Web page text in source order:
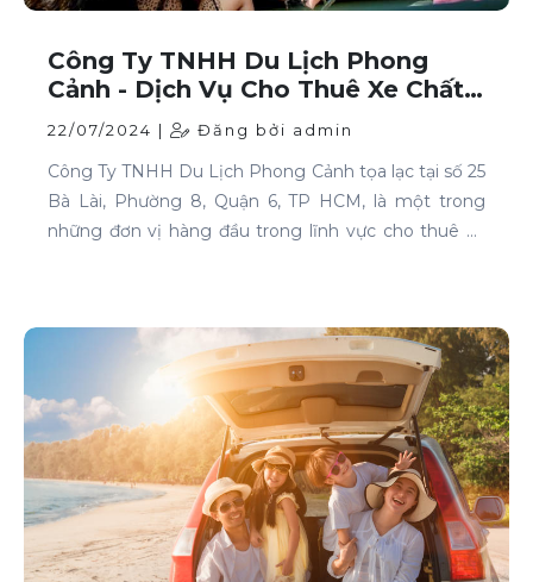
Công Ty TNHH Du Lịch Phong
Cảnh - Dịch Vụ Cho Thuê Xe Chất
Lượng Cao Tại TP HCM
22/07/2024 | Đăng bởi admin
Công Ty TNHH Du Lịch Phong Cảnh tọa lạc tại số 25
Bà Lài, Phường 8, Quận 6, TP HCM, là một trong
những đơn vị hàng đầu trong lĩnh vực cho thuê xe